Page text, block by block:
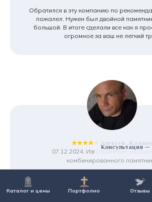
Каталог и цены Портфолио Отзывы
Консультация —
Обратился в эту компанию по
пожалел. Нужен был двойной
большой. В итоге сделали все как я
огромное за ваш не легкий
★★★★★ Алексей, Жодино
07.12.2024, Изготовление
комбинированного
В этой компании мы ставим уже
Устраивает и соотношение цена/
отношение к делу ее сотрудников. У